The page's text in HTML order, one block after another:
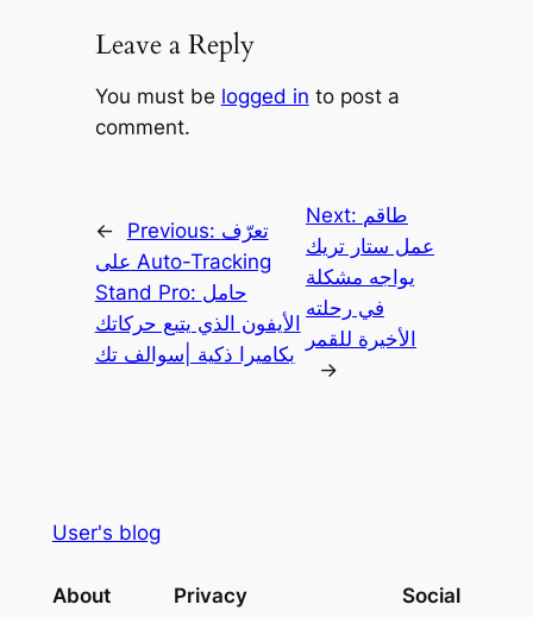
Leave a Reply
You must be logged in to post a
comment.
← Previous: تعرّف
على Auto-Tracking
Stand Pro: حامل
الأيفون الذي يتبع حركاتك
بكاميرا ذكية |سوالف تك
Next: طاقم
عمل ستار تريك
يواجه مشكلة
في رحلته
الأخيرة للقمر
→
User's blog
About Privacy Social